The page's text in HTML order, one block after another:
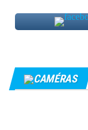
CAMÉRAS